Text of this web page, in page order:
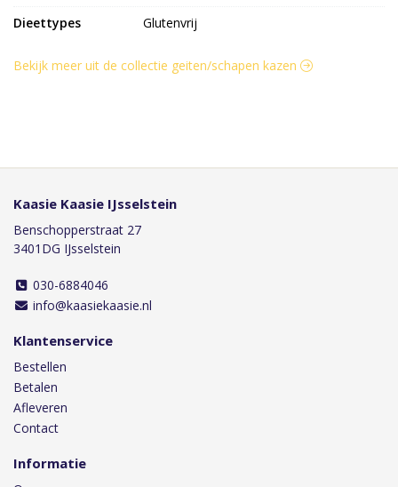
Dieettypes
Glutenvrij
Bekijk meer uit de collectie geiten/schapen kazen
Kaasie Kaasie IJsselstein
Benschopperstraat 27
3401DG IJsselstein
030-6884046
info@kaasiekaasie.nl
Klantenservice
Bestellen
Betalen
Afleveren
Contact
Informatie